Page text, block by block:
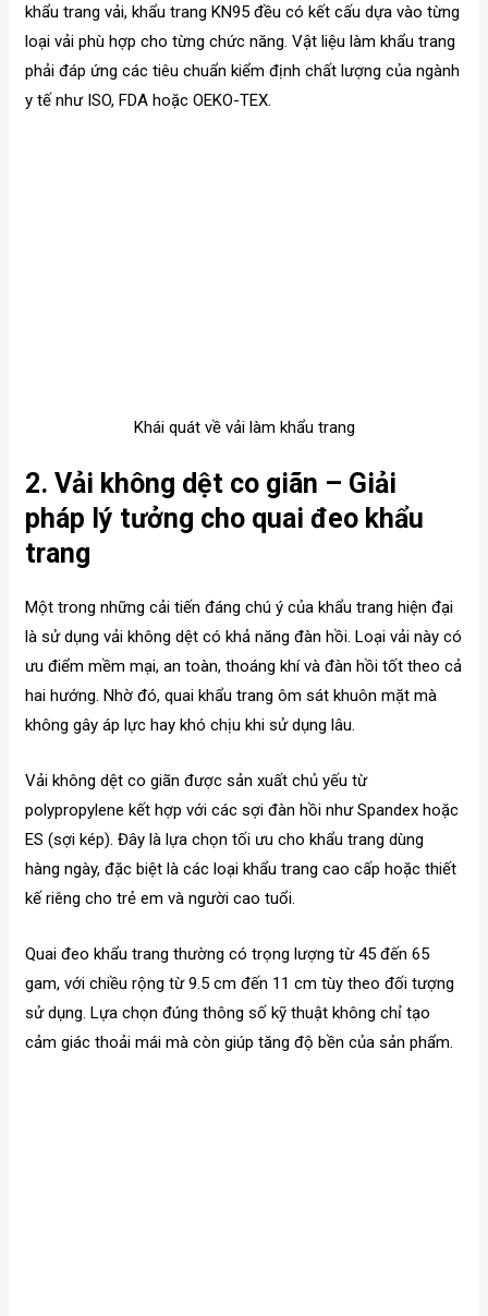
khẩu trang vải, khẩu trang KN95 đều có kết cấu dựa vào từng
loại vải phù hợp cho từng chức năng. Vật liệu làm khẩu trang
phải đáp ứng các tiêu chuẩn kiểm định chất lượng của ngành
y tế như ISO, FDA hoặc OEKO-TEX.
Khái quát về vải làm khẩu trang
2. Vải không dệt co giãn – Giải
pháp lý tưởng cho quai đeo khẩu
trang
Một trong những cải tiến đáng chú ý của khẩu trang hiện đại
là sử dụng vải không dệt có khả năng đàn hồi. Loại vải này có
ưu điểm mềm mại, an toàn, thoáng khí và đàn hồi tốt theo cả
hai hướng. Nhờ đó, quai khẩu trang ôm sát khuôn mặt mà
không gây áp lực hay khó chịu khi sử dụng lâu.
Vải không dệt co giãn được sản xuất chủ yếu từ
polypropylene kết hợp với các sợi đàn hồi như Spandex hoặc
ES (sợi kép). Đây là lựa chọn tối ưu cho khẩu trang dùng
hàng ngày, đặc biệt là các loại khẩu trang cao cấp hoặc thiết
kế riêng cho trẻ em và người cao tuổi.
Quai đeo khẩu trang thường có trọng lượng từ 45 đến 65
gam, với chiều rộng từ 9.5 cm đến 11 cm tùy theo đối tượng
sử dụng. Lựa chọn đúng thông số kỹ thuật không chỉ tạo
cảm giác thoải mái mà còn giúp tăng độ bền của sản phẩm.